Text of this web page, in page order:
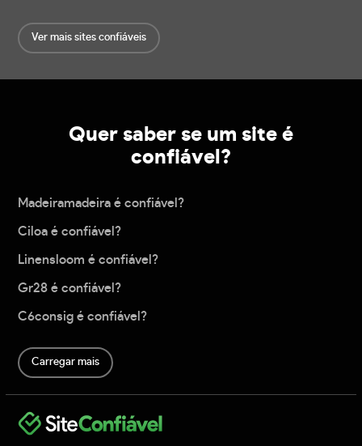
Ver mais sites confiáveis
Quer saber se um site é
confiável?
Madeiramadeira é confiável?
Ciloa é confiável?
Linensloom é confiável?
Gr28 é confiável?
C6consig é confiável?
Carregar mais